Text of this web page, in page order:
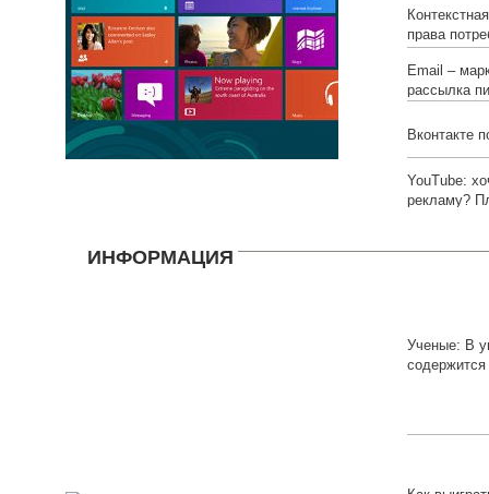
права
Email –
рассылка
Вконтакте
YouTube:
рекламу?
ИНФОРМАЦИЯ
Ученые: В